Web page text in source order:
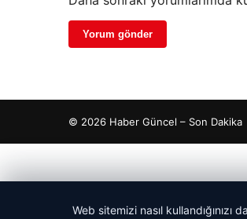
© 2026 Haber Güncel – Son Dakika
Web sitemizi nasıl